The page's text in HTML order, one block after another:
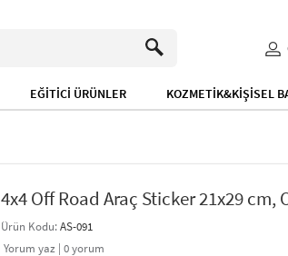
EĞİTİCİ ÜRÜNLER KOZMETİK&KİŞİSEL
4x4 Off Road Araç Sticker 21x29 cm,
Ürün Kodu:AS-091
Yorum yaz | 0yorum